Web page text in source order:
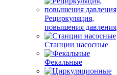
Рециркуляция,
повышения давления
Станции насосные
Фекальные